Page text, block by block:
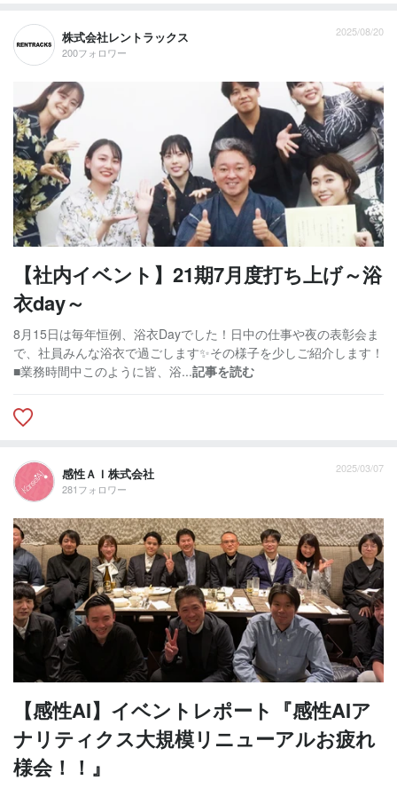
株式会社レントラックス
200フォロワー
2025/08/20
【社内イベント】21期7月度打ち上げ～浴
衣day～
8月15日は毎年恒例、浴衣Dayでした！日中の仕事や夜の表彰会ま
で、社員みんな浴衣で過ごします✨️その様子を少しご紹介します！
■業務時間中このように皆、浴...記事を読む
感性ＡＩ株式会社
281フォロワー
2025/03/07
【感性AI】イベントレポート『感性AIア
ナリティクス大規模リニューアルお疲れ
様会！！』